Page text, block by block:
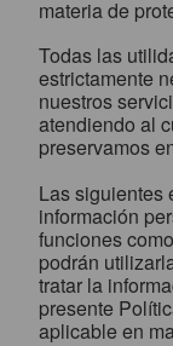
materia de
Todas las
estrictamente
nuestros
atendiendo al
preservamos
Las siguientes
información
funciones
podrán
tratar la
presente
aplicable en